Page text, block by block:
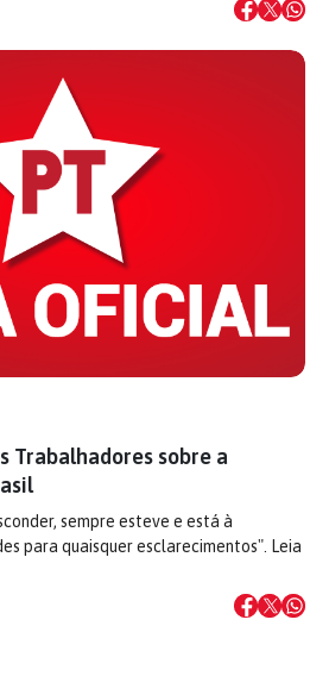
Trabalhadores sobre a
sempre esteve e está à
para quaisquer esclarecimentos". Leia